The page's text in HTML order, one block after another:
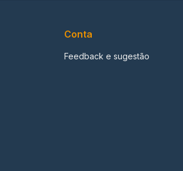
Conta
Feedback e sugestão